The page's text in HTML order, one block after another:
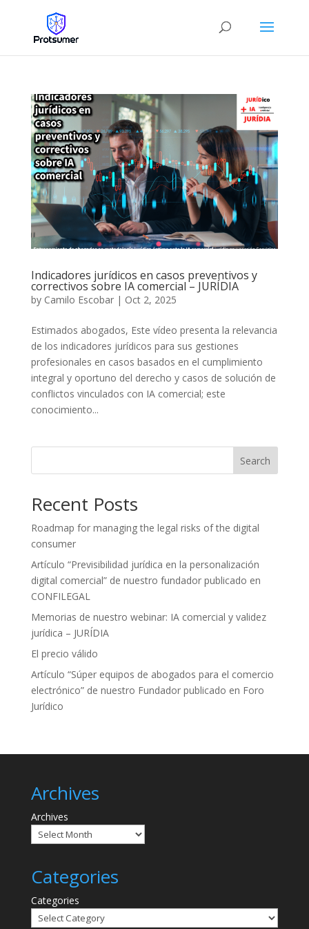
Indicadores jurídicos en casos preventivos y
correctivos sobre IA comercial – JURÍDIA
by Camilo Escobar| Oct 2, 2025
Estimados abogados, Este vídeo presenta la relevancia
de los indicadores jurídicos para sus gestiones
profesionales en casos basados en el cumplimiento
integral y oportuno del derecho y casos de solución de
conflictos vinculados con IA comercial; este
conocimiento...
Search
Recent Posts
Roadmap for managing the legal risks of the digital
consumer
Artículo “Previsibilidad jurídica en la personalización
digital comercial” de nuestro fundador publicado en
CONFILEGAL
Memorias de nuestro webinar: IA comercial y validez
jurídica – JURÍDIA
El precio válido
Artículo “Súper equipos de abogados para el comercio
electrónico” de nuestro Fundador publicado en Foro
Jurídico
Archives
Archives
Categories
Categories